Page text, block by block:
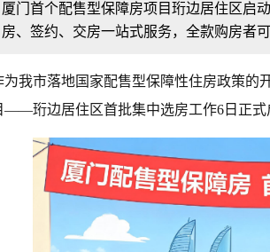
厦门首个配售型保障房项目珩边居住区启
房、签约、交房一站式服务，全款购房者
为我市落地国家配售型保障性住房政策的
——珩边居住区首批集中选房工作6日正式